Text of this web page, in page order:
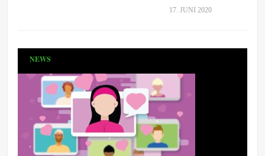
17. JUNI 2020
NEWS